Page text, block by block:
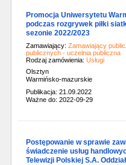
Promocja Uniwersytetu
podczas rozgrywek piłki
sezonie 2022/2023
Zamawiający: Zamawiający
publicznych - uczelnia publiczna
Rodzaj zamówienia: Usługi
Olsztyn
Warmińsko-mazurskie
Publikacja: 21.09.2022
Ważne do: 2022-09-29
Postępowanie w sprawie
świadczenie usług
Telewizji Polskiej S.A.